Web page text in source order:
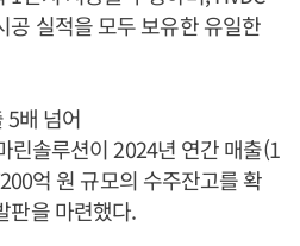
공 실적을 모두 보유한 유일한
배 넘어
린솔루션이 2024년 연간 매출(1
억 원 규모의 수주잔고를 확
판을 마련했다.